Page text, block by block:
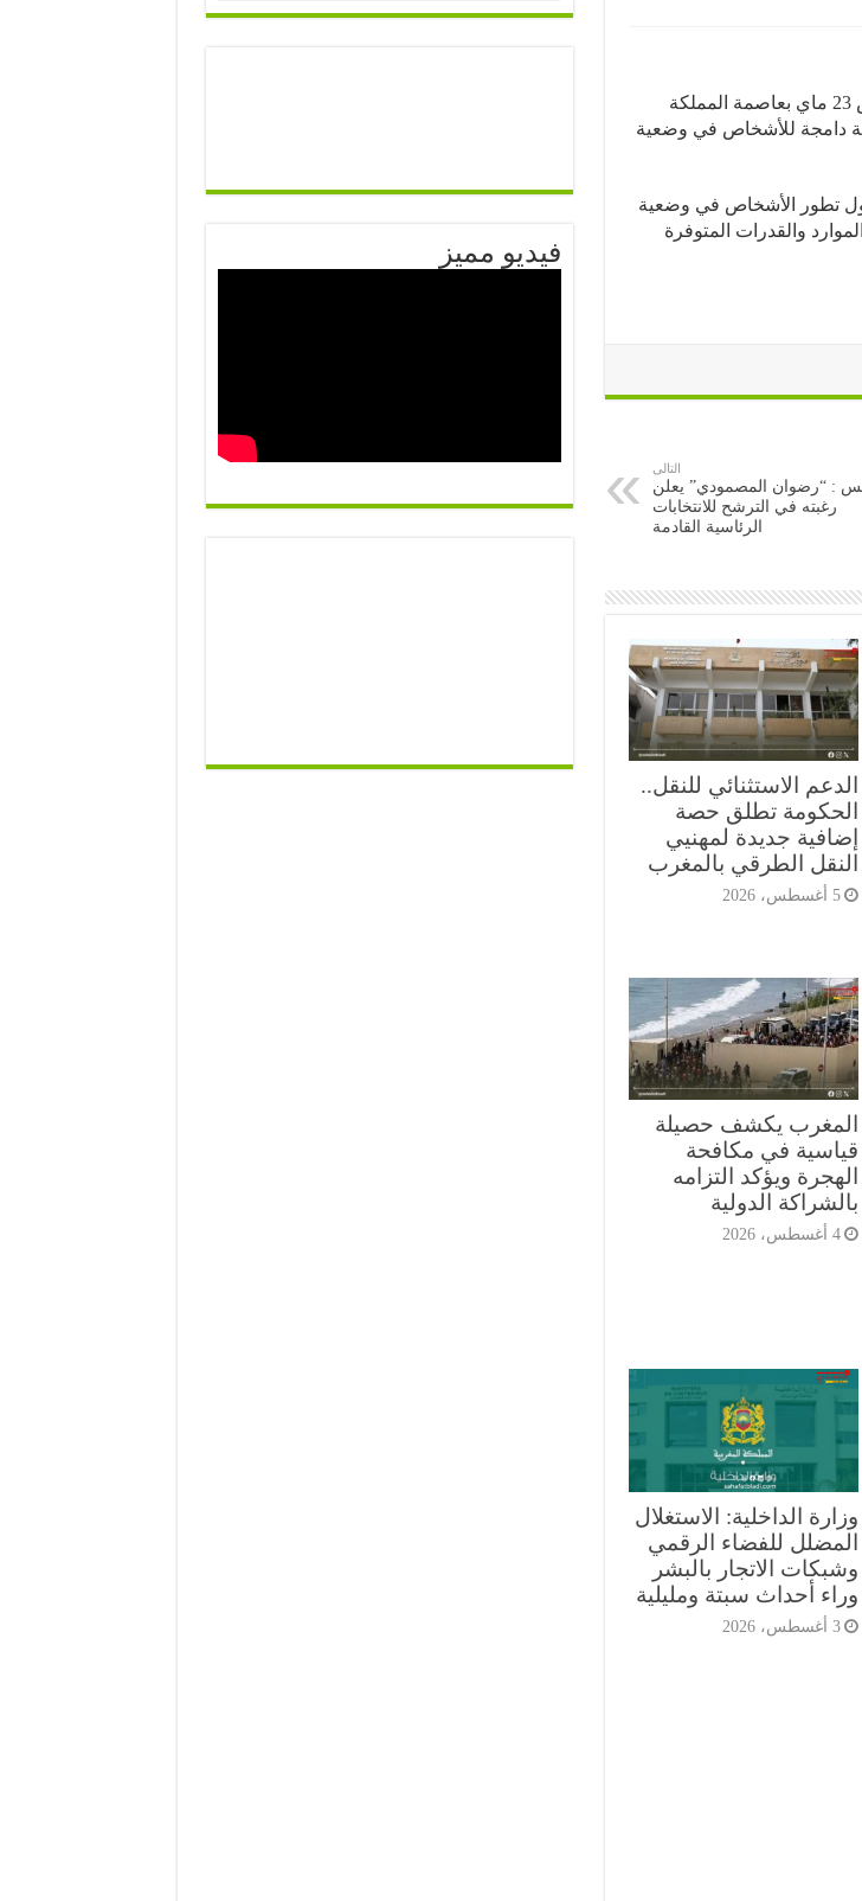
دعا المجلس الأعلى للتربية والتكوين والبحث العلمي، أمس الخميس 23 ماي بعاصمة المملكة
دامجة للأشخاص في وضعية
تطور الأشخاص في وضعية
والقدرات المتوفرة
التالى
: “رضوان المصمودي” يعلن
رغبته في الترشح للانتخابات
الرئاسية القادمة
الدعم الاستثنائي للنقل..
الحكومة تطلق حصة
إضافية جديدة لمهنيي
النقل الطرقي بالمغرب
5 أغسطس، 2026
المغرب يكشف حصيلة
قياسية في مكافحة
الهجرة ويؤكد التزامه
بالشراكة الدولية
4 أغسطس، 2026
وزارة الداخلية: الاستغلال
المضلل للفضاء الرقمي
وشبكات الاتجار بالبشر
وراء أحداث سبتة ومليلية
3 أغسطس، 2026
فيديو مميز